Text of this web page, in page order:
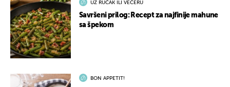
UZ RUČAK ILI VEČERU
Savršeni prilog: Recept za najfinije mahune
sa špekom
BON APPETIT!